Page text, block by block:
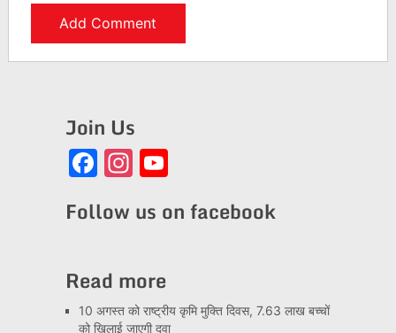
Join Us
Facebook
Instagram
YouTube
Follow us on facebook
Read more
10 अगस्त को राष्ट्रीय कृमि मुक्ति दिवस, 7.63 लाख बच्चों
को खिलाई जाएगी दवा